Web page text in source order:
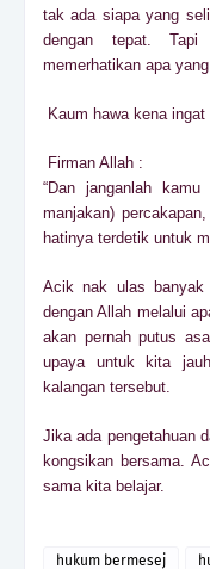
tak ada siapa yang
dengan tepat.
memerhatikan apa
Kaum hawa kena ingat
Firman Allah :
“Dan janganlah kamu
manjakan)
hatinya terdetik untuk
Acik nak ulas
dengan Allah melalui
akan pernah putus
upaya untuk kita
kalangan tersebut.
Jika ada pengetahuan
kongsikan bersama.
sama kita belajar.
hukum bermesej